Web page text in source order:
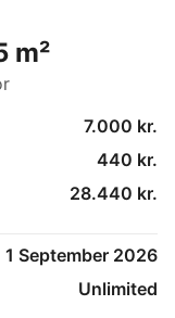
m²
7.000 kr.
440 kr.
28.440 kr.
1 September 2026
Unlimited